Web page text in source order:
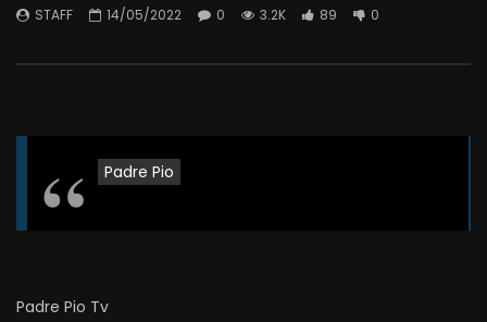
STAFF 14/05/2022 0 3.2K 89 0
Padre Pio
Padre Pio Tv